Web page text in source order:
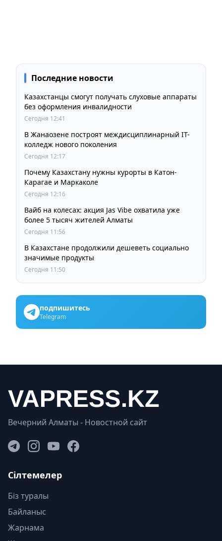
Последние новости
Казахстанцы смогут получать слуховые аппараты
без оформления инвалидности
Сегодня 12:41
В Жанаозене построят междисциплинарный IT-
колледж нового поколения
Сегодня 12:17
Почему Казахстану нужны курорты в Катон-
Карагае и Маркаколе
Сегодня 12:16
Вайб на колесах: акция Jas Vibe охватила уже
более 5 тысяч жителей Алматы
Сегодня 11:56
В Казахстане продолжили дешеветь социально
значимые продукты
Сегодня 11:50
подпишитесь
Telegram
Вечерний Алматы - Новостной сайт
Сілтемелер
Біз туралы
Байланыс
Жарнама